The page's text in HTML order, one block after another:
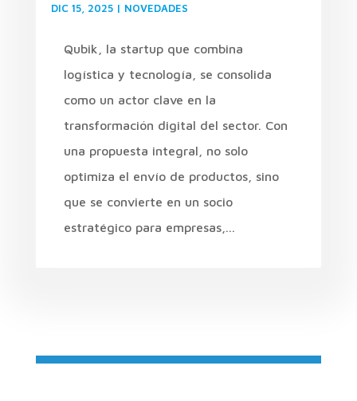
DIC 15, 2025| NOVEDADES
Qubik, la startup que combina
logística y tecnología, se consolida
como un actor clave en la
transformación digital del sector. Con
una propuesta integral, no solo
optimiza el envío de productos, sino
que se convierte en un socio
estratégico para empresas,...